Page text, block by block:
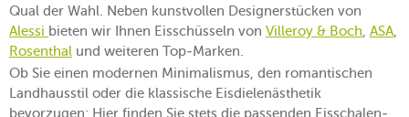
Qual der Wahl. Neben kunstvollen Designerstücken von
Alessi bieten wir Ihnen Eisschüsseln von Villeroy & Boch, ASA,
Rosenthal und weiteren Top-Marken.
Ob Sie einen modernen Minimalismus, den romantischen
Landhausstil oder die klassische Eisdielenästhetik
bevorzugen: Hier finden Sie stets die passenden Eisschalen-